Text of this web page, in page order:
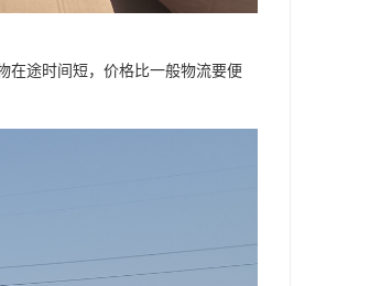
在途时间短，价格比一般物流要便